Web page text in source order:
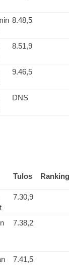
8.48,5
8.51,9
9.46,5
DNS
Tulos Ranking
7.30,9
7.38,2
7.41,5